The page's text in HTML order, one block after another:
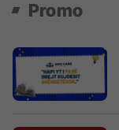
Promo